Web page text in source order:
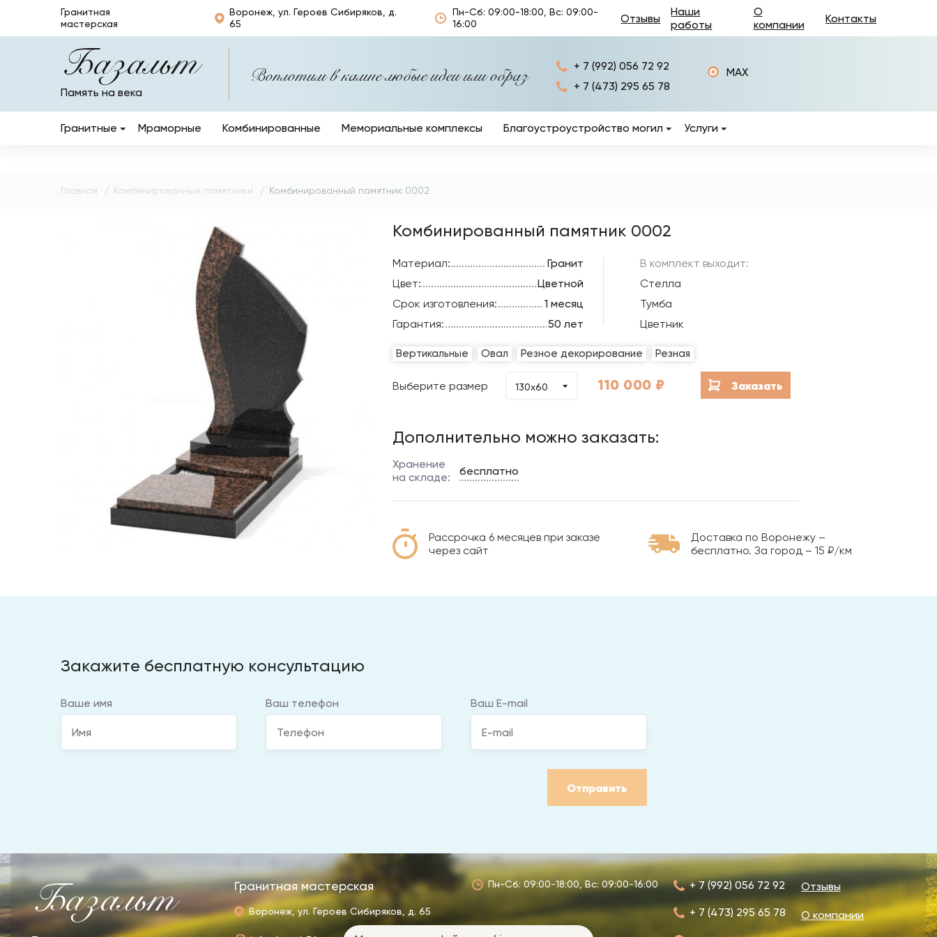
Гранитная
мастерская
Воронеж, ул. Героев Сибиряков, д.
65
Пн-Сб: 09:00-18:00, Вс: 09:00-
16:00
Отзывы
Наши
работы
О
компании
Контакты
Базальт
Память на века
Воплотим в камне любые идеи или образ
+ 7 (992) 056 72 92
+ 7 (473) 295 65 78
MAX
Гранитные Мраморные Комбинированные Мемориальные комплексы Благоустроустройство могил
Ритуальные аксессуары
Услуги
памятники
Гравировка на камне
Главная Комбинированные памятники Комбинированный памятник 0002
Комбинированный памятник 0002
Материал:
Гранит
Цвет:
Цветной
Срок изготовления:
1 месяц
Гарантия:
50 лет
В комплект выходит:
Стелла
Тумба
Цветник
Вертикальные Овал Резное декорирование Резная
Выберите размер 130х60 110 000 ₽ Заказать
Дополнительно можно заказать:
Хранение
на складе:
бесплатно
Рассрочка 6 месяцев при заказе
через сайт
Доставка по Воронежу –
бесплатно. За город – 15 ₽/км
Закажите бесплатную консультацию
Ваше имя Ваш телефон Ваш E-mail
Отправить
Базальт Гранитная мастерская
Воронеж, ул. Героев Сибиряков, д. 65
Пн-Сб: 09:00-18:00, Вс: 09:00-16:00 + 7 (992) 056 72 92
+ 7 (473) 295 65 78
Отзывы
О компании